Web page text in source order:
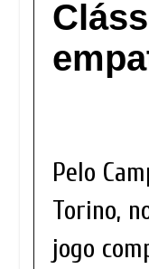
Pelo
Torino,
jogo